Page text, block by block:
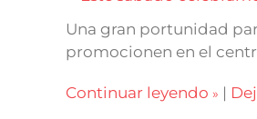
Una gran portunidad
promocionen en el
Continuar leyendo |